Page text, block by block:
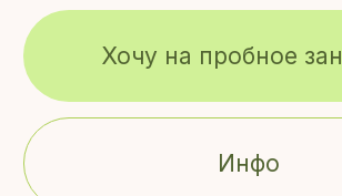
Инфо
Хочу на пробное